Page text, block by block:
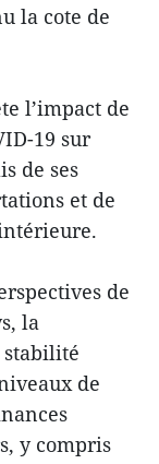
la cote de
l’impact de
19 sur
de ses
et de
de
la
stabilité
de
y compris